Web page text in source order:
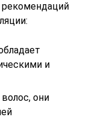
и
они